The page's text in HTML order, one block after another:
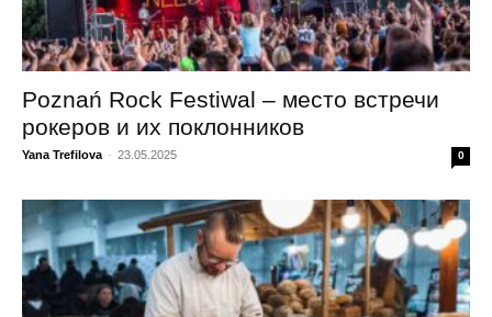
Poznań Rock Festiwal – место встречи
рокеров и их поклонников
Yana Trefilova - 23.05.2025 0